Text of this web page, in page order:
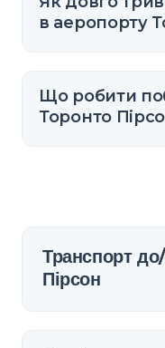
в аеропорту
Що робити
Торонто
Транспорт
Пірсон